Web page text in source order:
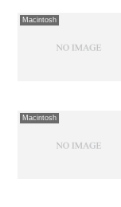
Macintosh
Macintosh